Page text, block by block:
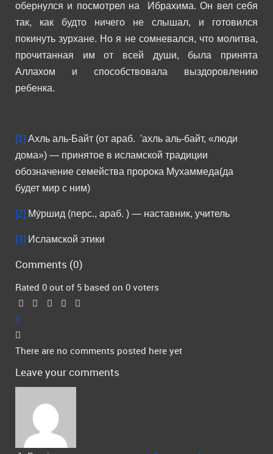
обернулся и посмотрел на Ибрахима. Он вел себя
так, как будто ничего не слышал, и готовился
покинуть зурхане. Но я не сомневался, что молитва,
прочитанная им от всей души, была принята
Аллахом и способствовала выздоровлению
ребенка.
[1] Ахль аль-Байт (от араб. ‎ 'ахль аль-байт, «люди
дома») — принятое в исламской традиции
обозначение семейства пророка Мухаммеда(да
будет мир с ним)
[2] Му́ршид (перс., араб. ‎) — наставник, учитель
[3] Исламской этики
Comments (0)
Rated 0 out of 5 based on 0 voters
There are no comments posted here yet
Leave your comments